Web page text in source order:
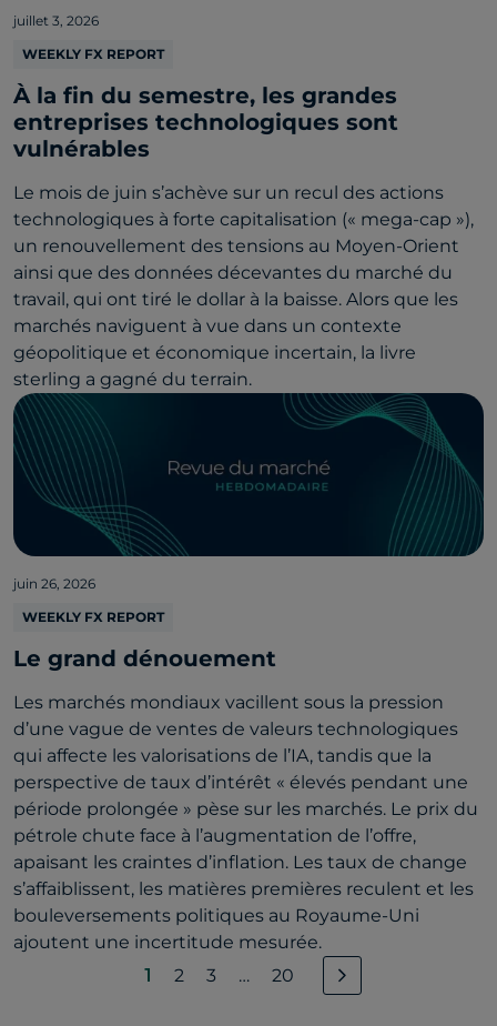
juillet 3, 2026
WEEKLY FX REPORT
À la fin du semestre, les grandes
entreprises technologiques sont
vulnérables
Le mois de juin s’achève sur un recul des actions
technologiques à forte capitalisation (« mega-cap »),
un renouvellement des tensions au Moyen-Orient
ainsi que des données décevantes du marché du
travail, qui ont tiré le dollar à la baisse. Alors que les
marchés naviguent à vue dans un contexte
géopolitique et économique incertain, la livre
sterling a gagné du terrain.
juin 26, 2026
WEEKLY FX REPORT
Le grand dénouement
Les marchés mondiaux vacillent sous la pression
d’une vague de ventes de valeurs technologiques
qui affecte les valorisations de l’IA, tandis que la
perspective de taux d’intérêt « élevés pendant une
période prolongée » pèse sur les marchés. Le prix du
pétrole chute face à l’augmentation de l’offre,
apaisant les craintes d’inflation. Les taux de change
s’affaiblissent, les matières premières reculent et les
bouleversements politiques au Royaume-Uni
ajoutent une incertitude mesurée.
1
2 3 … 20